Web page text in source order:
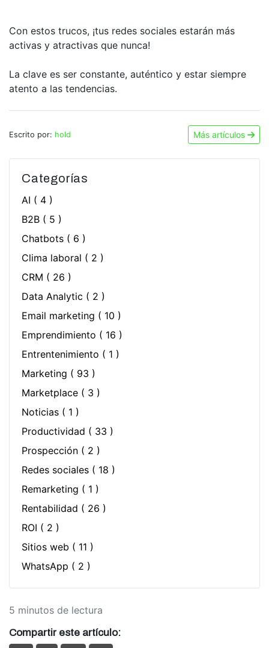
Con estos trucos, ¡tus redes sociales estarán más
activas y atractivas que nunca!
La clave es ser constante, auténtico y estar siempre
atento a las tendencias.
Escrito por: hold Más artículos
Categorías
AI ( 4 )
B2B ( 5 )
Chatbots ( 6 )
Clima laboral ( 2 )
CRM ( 26 )
Data Analytic ( 2 )
Email marketing ( 10 )
Emprendimiento ( 16 )
Entrentenimiento ( 1 )
Marketing ( 93 )
Marketplace ( 3 )
Noticias ( 1 )
Productividad ( 33 )
Prospección ( 2 )
Redes sociales ( 18 )
Remarketing ( 1 )
Rentabilidad ( 26 )
ROI ( 2 )
Sitios web ( 11 )
WhatsApp ( 2 )
5 minutos de lectura
Compartir este artículo: